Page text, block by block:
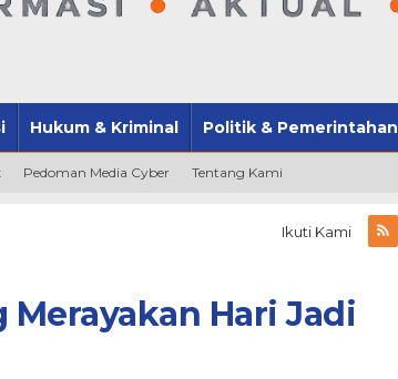
Hukum & Kriminal Politik & Pemerintahan
Pedoman Media Cyber Tentang Kami
Ikuti Kami
Merayakan Hari Jadi